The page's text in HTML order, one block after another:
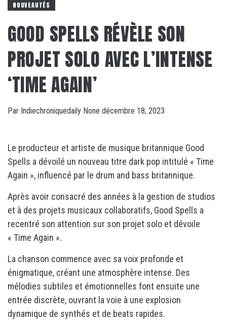
NOUVEAUTÉS
GOOD SPELLS RÉVÈLE SON
PROJET SOLO AVEC L’INTENSE
‘TIME AGAIN’
Par Indiechroniquedaily None décembre 18, 2023
Le producteur et artiste de musique britannique Good
Spells a dévoilé un nouveau titre dark pop intitulé « Time
Again », influencé par le drum and bass britannique.
Après avoir consacré des années à la gestion de studios
et à des projets musicaux collaboratifs, Good Spells a
recentré son attention sur son projet solo et dévoile
« Time Again ».
La chanson commence avec sa voix profonde et
énigmatique, créant une atmosphère intense. Des
mélodies subtiles et émotionnelles font ensuite une
entrée discrète, ouvrant la voie à une explosion
dynamique de synthés et de beats rapides.